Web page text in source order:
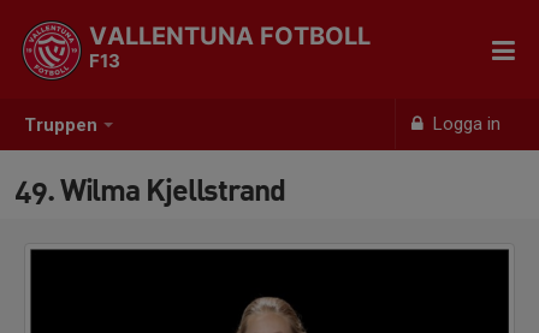
Truppen Logga in
VALLENTUNA FOTBOLL
F13
49. Wilma Kjellstrand